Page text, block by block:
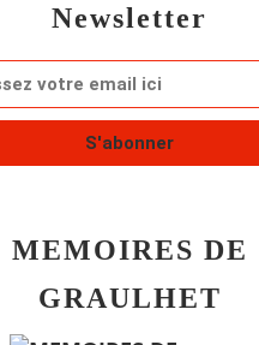
Newsletter
MEMOIRES DE
GRAULHET